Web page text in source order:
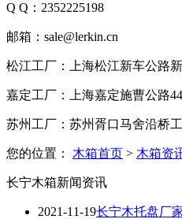
Q Q：2352225198
邮箱：sale@lerkin.cn
松江工厂：上海松江新车公路
嘉定工厂：上海嘉定施曹公路
苏州工厂：苏州胥口马舍沿桥
您的位置： 木箱首页 > 木箱资
长宁木箱新闻资讯
2021-11-19长宁木托盘厂